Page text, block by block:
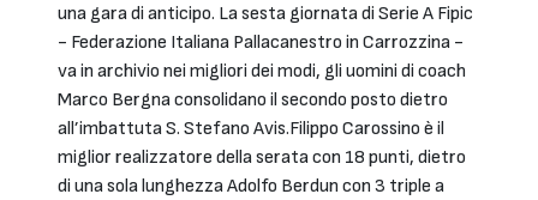
una gara di anticipo. La sesta giornata di Serie A Fipic
- Federazione Italiana Pallacanestro in Carrozzina -
va in archivio nei migliori dei modi, gli uomini di coach
Marco Bergna consolidano il secondo posto dietro
all’imbattuta S. Stefano Avis.Filippo Carossino è il
miglior realizzatore della serata con 18 punti, dietro
di una sola lunghezza Adolfo Berdun con 3 triple a